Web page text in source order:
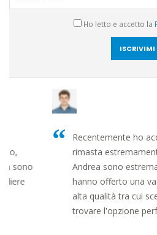
Ho letto e accetto la
Recentemente ho acquistato
rimasta estremamente
Andrea sono estremamente
hanno offerto una vasta
alta qualità tra cui scegliere, e
trovare l'opzione perfetta per